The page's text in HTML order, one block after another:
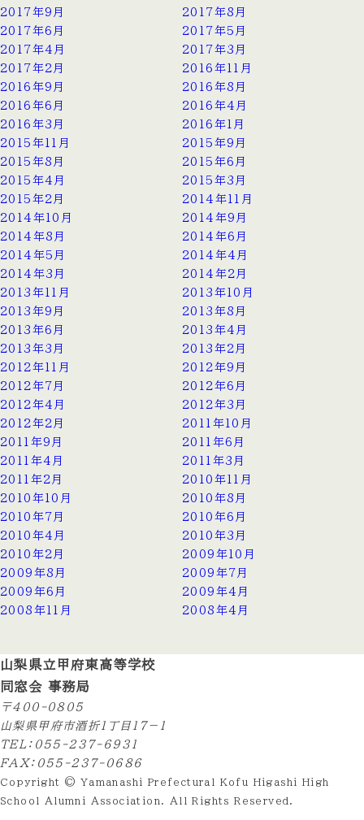
2017年9月
2017年8月
2017年6月
2017年5月
2017年4月
2017年3月
2017年2月
2016年11月
2016年9月
2016年8月
2016年6月
2016年4月
2016年3月
2016年1月
2015年11月
2015年9月
2015年8月
2015年6月
2015年4月
2015年3月
2015年2月
2014年11月
2014年10月
2014年9月
2014年8月
2014年6月
2014年5月
2014年4月
2014年3月
2014年2月
2013年11月
2013年10月
2013年9月
2013年8月
2013年6月
2013年4月
2013年3月
2013年2月
2012年11月
2012年9月
2012年7月
2012年6月
2012年4月
2012年3月
2012年2月
2011年10月
2011年9月
2011年6月
2011年4月
2011年3月
2011年2月
2010年11月
2010年10月
2010年8月
2010年7月
2010年6月
2010年4月
2010年3月
2010年2月
2009年10月
2009年8月
2009年7月
2009年6月
2009年4月
2008年11月
2008年4月
山梨県立甲府東高等学校
同窓会 事務局
〒400-0805
山梨県甲府市酒折1丁目17−１
TEL：055-237-6931
FAX：055-237-0686
Copyright © Yamanashi Prefectural Kofu Higashi High
School Alumni Association. All Rights Reserved.